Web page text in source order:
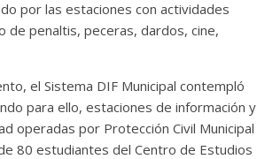
por las estaciones con actividades
penaltis, peceras, dardos, cine,
el Sistema DIF Municipal contempló
para ello, estaciones de información y
operadas por Protección Civil Municipal
80 estudiantes del Centro de Estudios